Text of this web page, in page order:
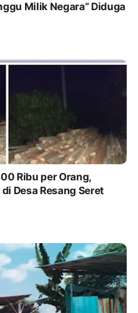
Milik Negara” Diduga
Ribu per Orang,
Desa Resang Seret